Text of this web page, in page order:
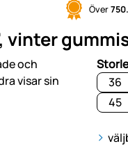
Över
vinter
36
45